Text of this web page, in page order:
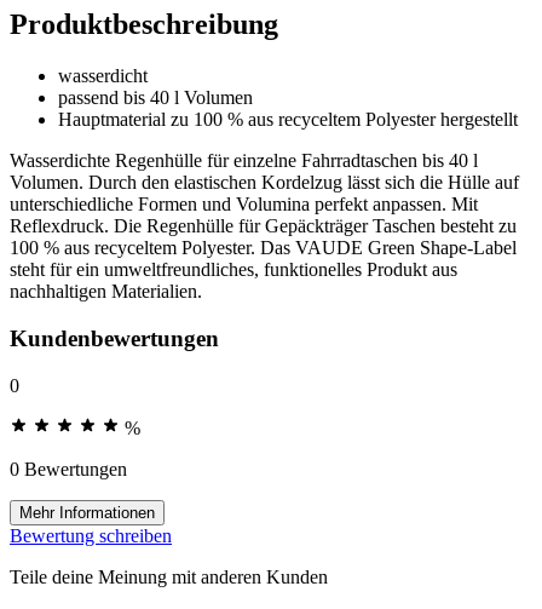
Produktbeschreibung
wasserdicht
passend bis 40 l Volumen
Hauptmaterial zu 100 % aus recyceltem Polyester hergestellt
Wasserdichte Regenhülle für einzelne Fahrradtaschen bis 40 l
Volumen. Durch den elastischen Kordelzug lässt sich die Hülle auf
unterschiedliche Formen und Volumina perfekt anpassen. Mit
Reflexdruck. Die Regenhülle für Gepäckträger Taschen besteht zu
100 % aus recyceltem Polyester. Das VAUDE Green Shape-Label
steht für ein umweltfreundliches, funktionelles Produkt aus
nachhaltigen Materialien.
Kundenbewertungen
0
%
0 Bewertungen
Mehr Informationen
Bewertung schreiben
Teile deine Meinung mit anderen Kunden